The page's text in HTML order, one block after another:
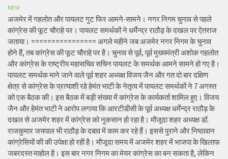
NEW
अजमेर में गहलोत और पायलट गुट फिर आमने-सामने। नगर निगम चुनाव से पहले
कांग्रेस की फूट चौराहे पर। पायलट समर्थकों ने धर्मेन्द्र राठौड़ के दखल पर ऐतराज
जताया। ================ अगले महीने जब अजमेर नगर निगम के चुनाव
होने हैं, तब कांग्रेस की फूट चौराहे पर है। चुनाव से पूर्व, पूर्व मुख्यमंत्री अशोक गहलोत
और कांग्रेस के राष्ट्रीय महासचिव सचिन पायलट के समर्थक आमने सामने हो गए है।
पायलट समर्थक माने जाने वाले पूर्व शहर अध्यक्ष विजय जैन और गत दो बार दक्षिण
क्षेत्र से कांग्रेस के प्रत्याशी रहे हेमंत भाटी के नेतृत्व में पायलट समर्थकों ने 7 अगस्त
को एक बैठक की। इस बैठक में बड़ी संख्या में कांग्रेस के कार्यकर्ता शामिल हुए। विजय
जैन और हेमंत भाटी ने आरोप लगाया कि आरटीडीसी के पूर्व अध्यक्ष धर्मेन्द्र राठौड़ के
दखल से अजमेर शहर में कांग्रेस को नुकसान हो रहा है। मौजूदा शहर अध्यक्ष डॉ.
राजकुमार जयपाल भी राठौड़ के दबाव में काम कर रहे हैं। इससे पुराने और निष्ठावान
कांग्रेसियों की की उपेक्षा हो रही है। मौजूदा समय में अजमेर शहर में भाजपा के खिलाफ
जबरदस्त माहोल है। इस बार नगर निगम का मेयर कांग्रेस का बन सकता है, लेकिन